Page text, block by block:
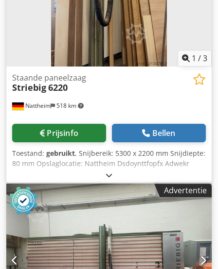
1 /3
Nattheim 518 km
Staande paneelzaag
Striebig6220
Prijsinfo Bellen
Toestand: gebruikt, Snijbereik: 5300 x 2200 mm Snijdiepte:
80 mm Opslaglocatie: Nattheim Dsdoynttfopfx Adwekr
Advertentie